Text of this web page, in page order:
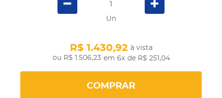
Un
R$ 1.506,23
R$ 1.430,92 à vista
em 6x de R$ 251,04
COMPRAR